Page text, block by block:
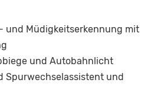
und Müdigkeitserkennung mit
und Autobahnlicht
Spurwechselassistent und